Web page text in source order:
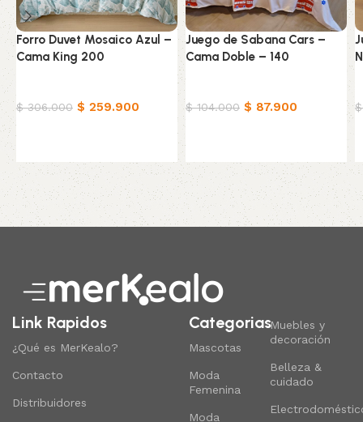
Forro Duvet Mosaico Azul –
Cama King 200
$306.000 $ 259.900
Juego de Sabana Cars –
Cama Doble – 140
$104.000 $ 87.900 $
Read More
Link Rapidos
¿Qué es MerKealo?
Contacto
Distribuidores
Categorias
Mascotas
Moda
Femenina
Moda
Muebles y
decoración
Belleza &
cuidado